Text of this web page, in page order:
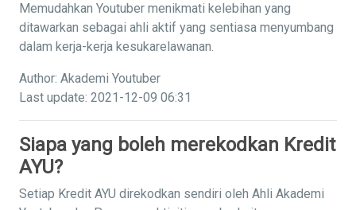
Memudahkan Youtuber menikmati kelebihan yang
ditawarkan sebagai ahli aktif yang sentiasa menyumbang
dalam kerja-kerja kesukarelawanan.
Author: Akademi Youtuber
Last update: 2021-12-09 06:31
Siapa yang boleh merekodkan Kredit
AYU?
Setiap Kredit AYU direkodkan sendiri oleh Ahli Akademi